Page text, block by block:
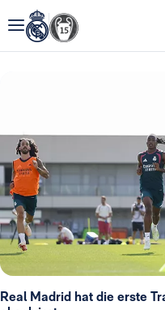
Real Madrid hat die erste